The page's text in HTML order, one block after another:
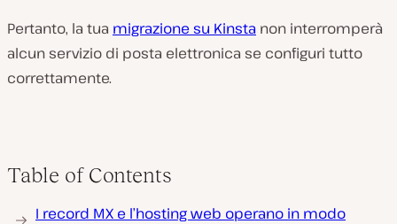
Pertanto, la tua migrazione su Kinsta non interromperà
alcun servizio di posta elettronica se configuri tutto
correttamente.
Table of Contents
I record MX e l’hosting web operano in modo